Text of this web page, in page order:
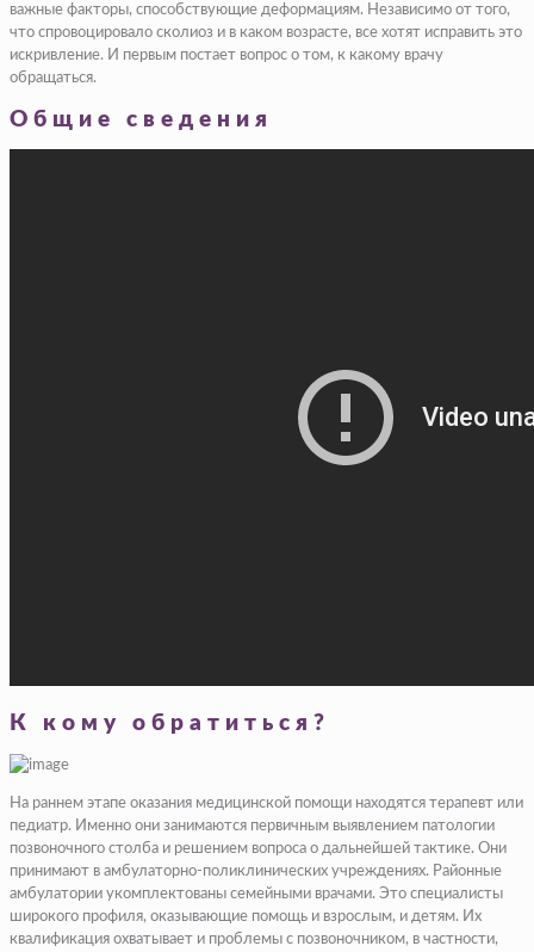
важные факторы, способствующие деформациям. Независимо от того,
что спровоцировало сколиоз и в каком возрасте, все хотят исправить это
искривление. И первым постает вопрос о том, к какому врачу
обращаться.
Общие сведения
К кому обратиться?
На раннем этапе оказания медицинской помощи находятся терапевт или
педиатр. Именно они занимаются первичным выявлением патологии
позвоночного столба и решением вопроса о дальнейшей тактике. Они
принимают в амбулаторно-поликлинических учреждениях. Районные
амбулатории укомплектованы семейными врачами. Это специалисты
широкого профиля, оказывающие помощь и взрослым, и детям. Их
квалификация охватывает и проблемы с позвоночником, в частности,